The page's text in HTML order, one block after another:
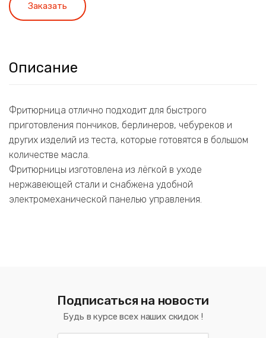
Заказать
Описание
Фритюрница отлично подходит для быстрого
приготовления пончиков, берлинеров, чебуреков и
других изделий из теста, которые готовятся в большом
количестве масла.
Фритюрницы изготовлена из лёгкой в уходе
нержавеющей стали и снабжена удобной
электромеханической панелью управления.
Подписаться на новости
Будь в курсе всех наших скидок !